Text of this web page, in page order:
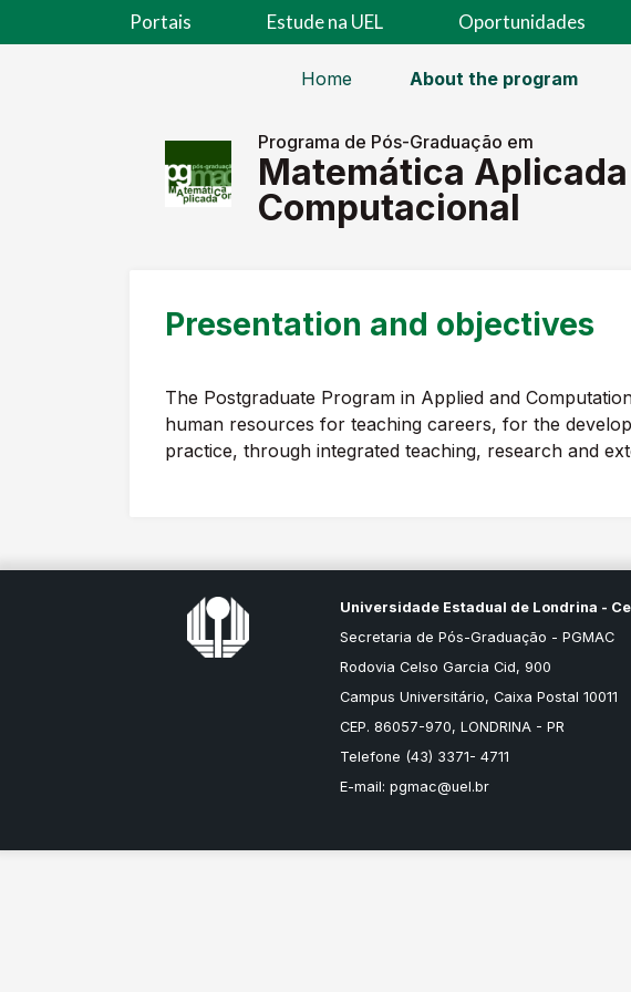
Portais Estude na UEL Oportunidades
Home About the program
Programa de Pós-Graduação em
Matemática
Computacional
Presentation and objectives
The Postgraduate Program in Applied and
human resources for teaching careers, for the
practice, through integrated teaching, research and
Universidade Estadual de Londrina -
Secretaria de Pós-Graduação - PGMAC
Rodovia Celso Garcia Cid, 900
Campus Universitário, Caixa Postal 10011
CEP. 86057-970, LONDRINA - PR
Telefone (43) 3371- 4711
E-mail: pgmac@uel.br